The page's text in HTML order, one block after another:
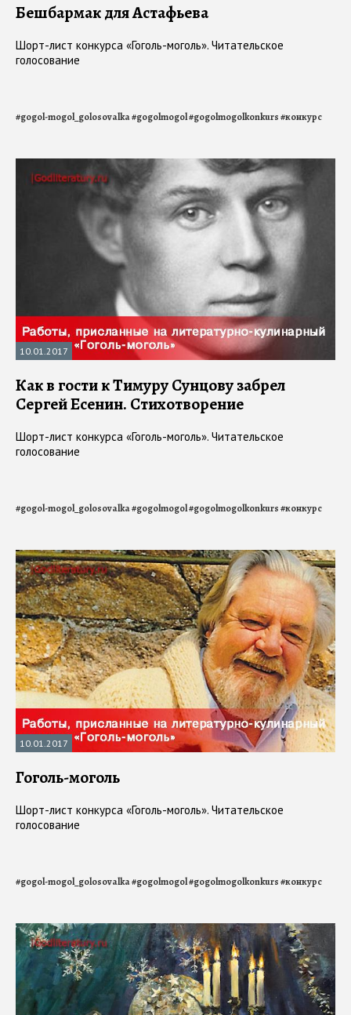
Бешбармак для Астафьева
Шорт-лист конкурса «Гоголь-моголь». Читательское
голосование
#gogol-mogol_golosovalka#gogolmogol#gogolmogolkonkurs#конкурс
10.01.2017
Как в гости к Тимуру Сунцову забрел
Сергей Есенин. Стихотворение
Шорт-лист конкурса «Гоголь-моголь». Читательское
голосование
#gogol-mogol_golosovalka#gogolmogol#gogolmogolkonkurs#конкурс
10.01.2017
Гоголь-моголь
Шорт-лист конкурса «Гоголь-моголь». Читательское
голосование
#gogol-mogol_golosovalka#gogolmogol#gogolmogolkonkurs#конкурс